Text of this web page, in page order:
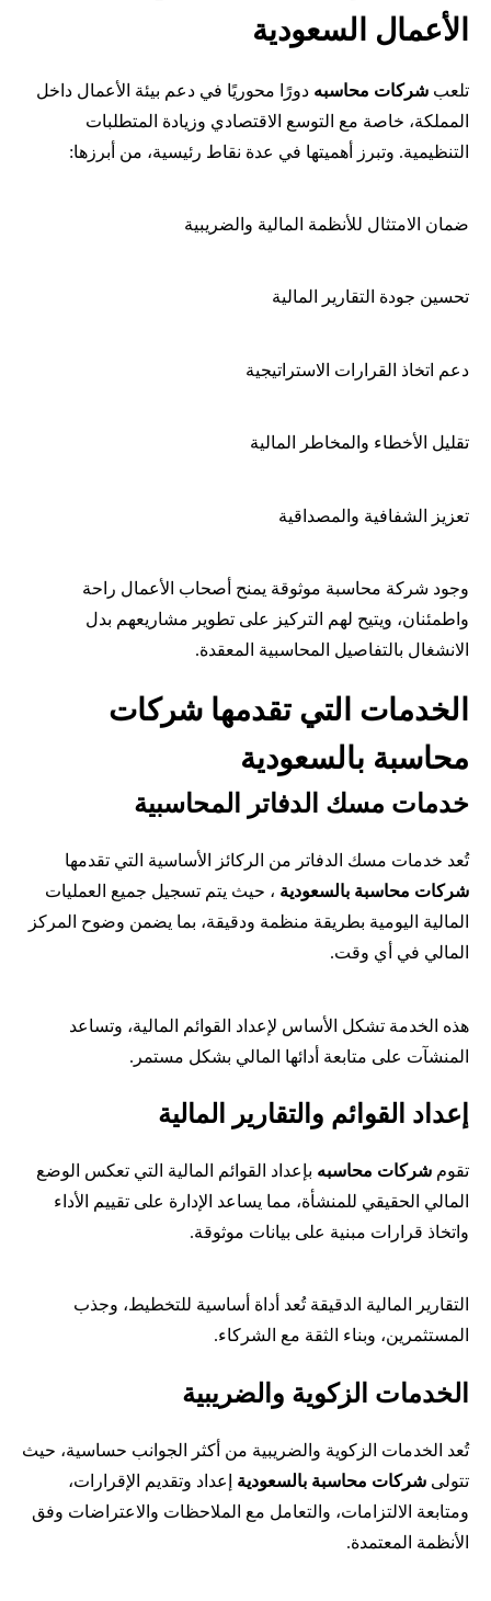
الأعمال السعودية
تلعب شركات محاسبه دورًا محوريًا في دعم بيئة الأعمال داخل
المملكة، خاصة مع التوسع الاقتصادي وزيادة المتطلبات
التنظيمية. وتبرز أهميتها في عدة نقاط رئيسية، من أبرزها:
ضمان الامتثال للأنظمة المالية والضريبية
تحسين جودة التقارير المالية
دعم اتخاذ القرارات الاستراتيجية
تقليل الأخطاء والمخاطر المالية
تعزيز الشفافية والمصداقية
وجود شركة محاسبة موثوقة يمنح أصحاب الأعمال راحة
واطمئنان، ويتيح لهم التركيز على تطوير مشاريعهم بدل
الانشغال بالتفاصيل المحاسبية المعقدة.
الخدمات التي تقدمها شركات
محاسبة بالسعودية
خدمات مسك الدفاتر المحاسبية
تُعد خدمات مسك الدفاتر من الركائز الأساسية التي تقدمها
شركات محاسبة بالسعودية ، حيث يتم تسجيل جميع العمليات
المالية اليومية بطريقة منظمة ودقيقة، بما يضمن وضوح المركز
المالي في أي وقت.
هذه الخدمة تشكل الأساس لإعداد القوائم المالية، وتساعد
المنشآت على متابعة أدائها المالي بشكل مستمر.
إعداد القوائم والتقارير المالية
تقوم شركات محاسبه بإعداد القوائم المالية التي تعكس الوضع
المالي الحقيقي للمنشأة، مما يساعد الإدارة على تقييم الأداء
واتخاذ قرارات مبنية على بيانات موثوقة.
التقارير المالية الدقيقة تُعد أداة أساسية للتخطيط، وجذب
المستثمرين، وبناء الثقة مع الشركاء.
الخدمات الزكوية والضريبية
تُعد الخدمات الزكوية والضريبية من أكثر الجوانب حساسية، حيث
تتولى شركات محاسبة بالسعودية إعداد وتقديم الإقرارات،
ومتابعة الالتزامات، والتعامل مع الملاحظات والاعتراضات وفق
الأنظمة المعتمدة.